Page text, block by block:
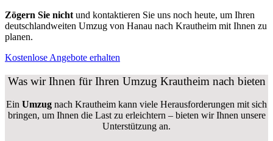
Zögern Sie nicht und kontaktieren Sie uns noch heute, um Ihren
deutschlandweiten Umzug von Hanau nach Krautheim mit Ihnen zu
planen.
Kostenlose Angebote erhalten
Was wir Ihnen für Ihren Umzug Krautheim nach bieten
Ein Umzug nach Krautheim kann viele Herausforderungen mit sich
bringen, um Ihnen die Last zu erleichtern – bieten wir Ihnen unsere
Unterstützung an.